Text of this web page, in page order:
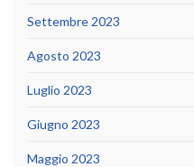
Settembre 2023
Agosto 2023
Luglio 2023
Giugno 2023
Maggio 2023